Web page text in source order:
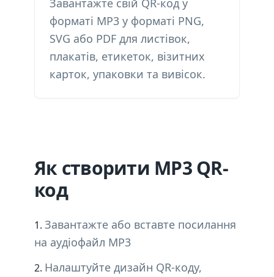
Завантажте свій QR-код у
форматі MP3 у форматі PNG,
SVG або PDF для листівок,
плакатів, етикеток, візитних
карток, упаковки та вивісок.
Як створити MP3 QR-
код
Завантажте або вставте посилання
на аудіофайл MP3
Налаштуйте дизайн QR-коду,